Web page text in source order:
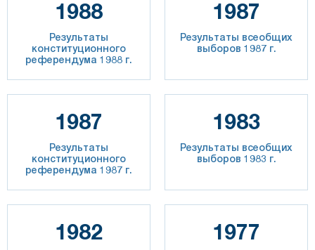
1988
Результаты
конституционного
референдума 1988 г.
1987
Результаты всеобщих
выборов 1987 г.
1987
Результаты
конституционного
референдума 1987 г.
1983
Результаты всеобщих
выборов 1983 г.
1982 1977